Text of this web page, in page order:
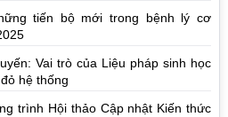
tiến bộ mới trong bệnh lý cơ
Vai trò của Liệu pháp sinh học
hệ thống
trình Hội thảo Cập nhật Kiến thức